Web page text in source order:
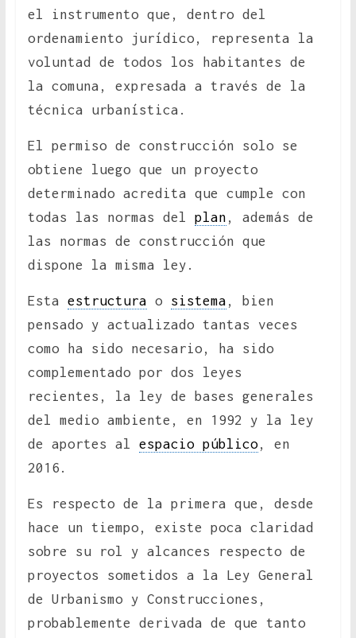
el instrumento que, dentro del
ordenamiento jurídico, representa la
voluntad de todos los habitantes de
la comuna, expresada a través de la
técnica urbanística.
El permiso de construcción solo se
obtiene luego que un proyecto
determinado acredita que cumple con
todas las normas del plan , además de
las normas de construcción que
dispone la misma ley.
Esta estructura o sistema , bien
pensado y actualizado tantas veces
como ha sido necesario, ha sido
complementado por dos leyes
recientes, la ley de bases generales
del medio ambiente, en 1992 y la ley
de aportes al espacio público, en
2016.
Es respecto de la primera que, desde
hace un tiempo, existe poca claridad
sobre su rol y alcances respecto de
proyectos sometidos a la Ley General
de Urbanismo y Construcciones,
probablemente derivada de que tanto